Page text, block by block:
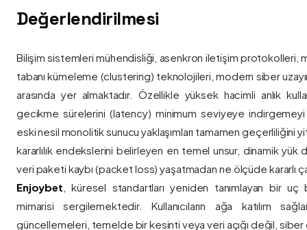
Değerlendirilmesi
Bilişim sistemleri mühendisliği, asenkron iletişim protokolleri,
tabanı kümeleme (clustering) teknolojileri, modern siber
arasında yer almaktadır. Özellikle yüksek hacimli anlık
gecikme sürelerini (latency) minimum seviyeye
eski nesil monolitik sunucu yaklaşımları tamamen geçerliliğini
kararlılık endekslerini belirleyen en temel unsur, dinamik yük
veri paketi kaybı (packet loss) yaşatmadan ne ölçüde kararlı
Enjoybet , küresel standartları yeniden tanımlayan bir
mimarisi sergilemektedir. Kullanıcıların ağa katılım
güncellemeleri, temelde bir kesinti veya veri açığı değil, siber